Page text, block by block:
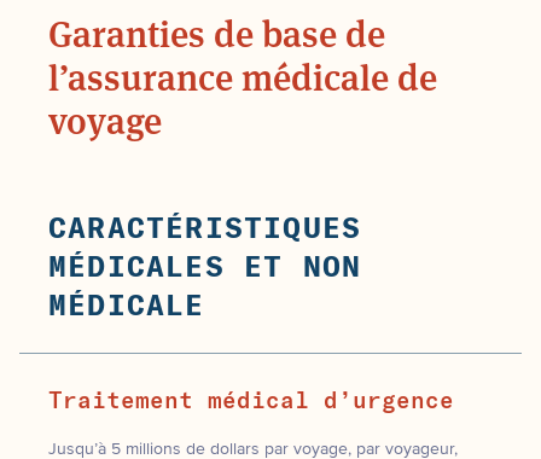
Garanties de base de
l’assurance médicale de
voyage
CARACTÉRISTIQUES
MÉDICALES ET NON
MÉDICALE
Traitement médical d’urgence
Jusqu’à 5 millions de dollars par voyage, par voyageur,